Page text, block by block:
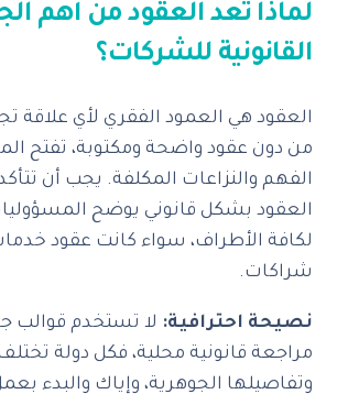
لماذا تعد العقود من أهم
القانونية للشركات؟
العقود هي العمود الفقري لأي علاقة
من دون عقود واضحة ومكتوبة، تفتح
الفهم والنزاعات المكلفة. يجب أن
العقود بشكل قانوني يوضح
لكافة الأطراف، سواء كانت عقود
شراكات.
نصيحة احترافية: لا تستخدم قوالب
مراجعة قانونية محلية، فكل دولة تختلف
وتفاصيلها الجوهرية، وإياك والبدء